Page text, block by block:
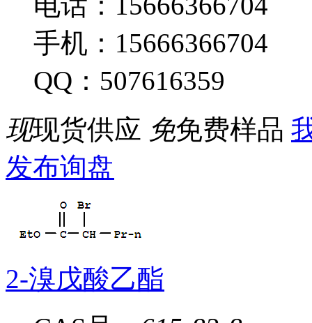
手机：15666366704
QQ：507616359
现现货供应 免免费样品
发布询盘
2-溴戊酸乙酯